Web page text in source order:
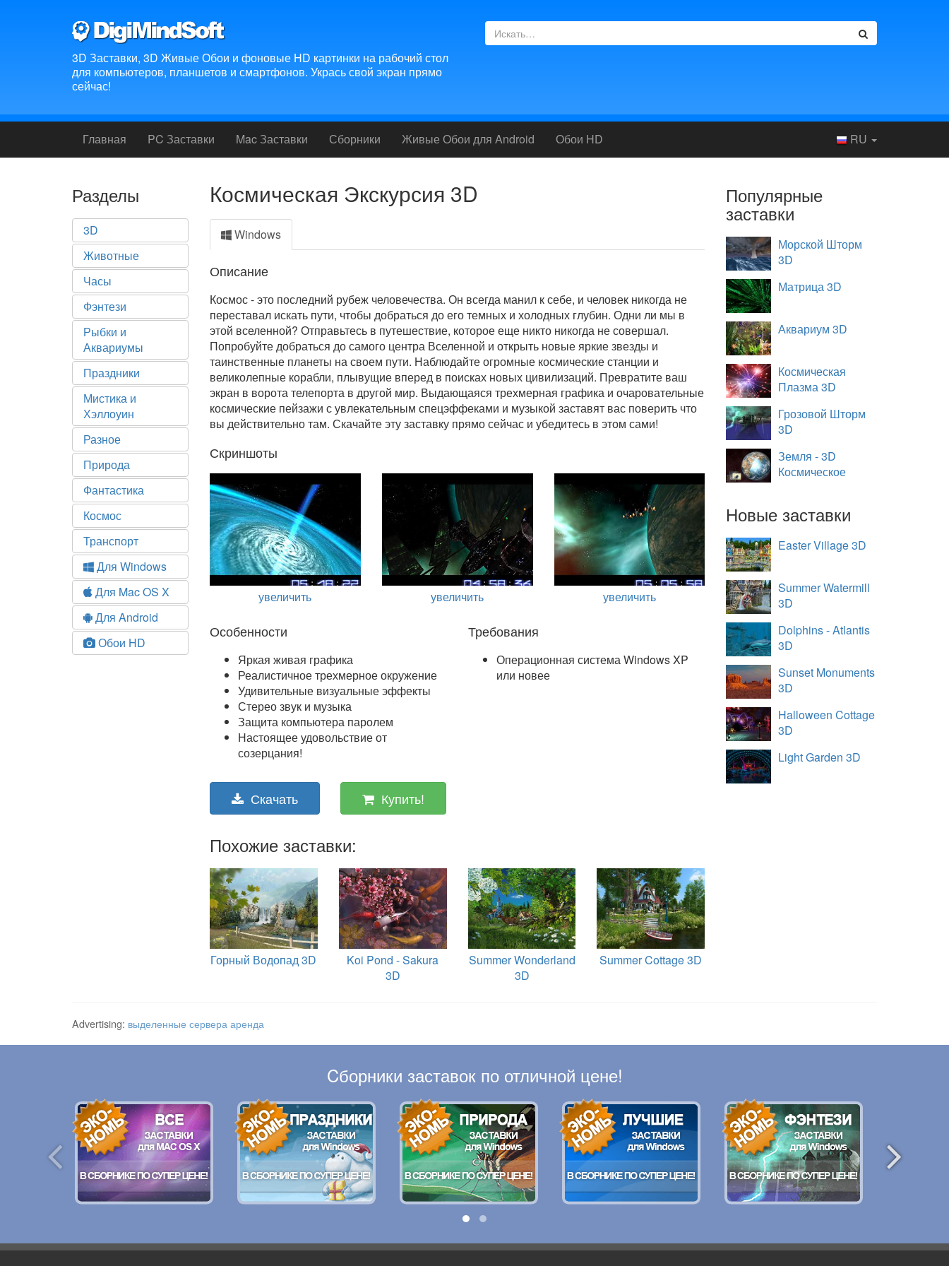
3D Заставки, 3D Живые Обои и фоновые HD картинки на рабочий стол
для компьютеров, планшетов и смартфонов. Укрась свой экран прямо
сейчас!
Главная PC Заставки Mac Заставки Сборники Живые Обои для Android Обои HD RU
Разделы
3D
Животные
Часы
Фэнтези
Рыбки и
Аквариумы
Праздники
Мистика и
Хэллоуин
Разное
Природа
Фантастика
Космос
Транспорт
Для Windows
Для Mac OS X
Для Android
Обои HD
Космическая Экскурсия 3D
Windows
Описание
Космос - это последний рубеж человечества. Он всегда манил к себе, и человек никогда не
переставал искать пути, чтобы добраться до его темных и холодных глубин. Одни ли мы в
этой вселенной? Отправьтесь в путешествие, которое еще никто никогда не совершал.
Попробуйте добраться до самого центра Вселенной и открыть новые яркие звезды и
таинственные планеты на своем пути. Наблюдайте огромные космические станции и
великолепные корабли, плывущие вперед в поисках новых цивилизаций. Превратите ваш
экран в ворота телепорта в другой мир. Выдающаяся трехмерная графика и очаровательные
космические пейзажи с увлекательным спецэффеками и музыкой заставят вас поверить что
вы действительно там. Скачайте эту заставку прямо сейчас и убедитесь в этом сами!
Скриншоты
увеличить увеличить увеличить
Особенности
Яркая живая графика
Реалистичное трехмерное окружение
Удивительные визуальные эффекты
Стерео звук и музыка
Защита компьютера паролем
Настоящее удовольствие от
созерцания!
Требования
Операционная система Windows XP
или новее
Скачать Купить!
Похожие заставки:
Горный Водопад 3D
Koi Pond - Sakura
3D
Summer Wonderland
3D
Summer Cottage 3D
Популярные
заставки
Морской Шторм
3D
Матрица 3D
Аквариум 3D
Космическая
Плазма 3D
Грозовой Шторм
3D
Земля - 3D
Космическое
Новые заставки
Easter Village 3D
Summer Watermill
3D
Dolphins - Atlantis
3D
Sunset Monuments
3D
Halloween Cottage
3D
Light Garden 3D
Advertising: выделенные сервера аренда
Cборники заставок по отличной цене!